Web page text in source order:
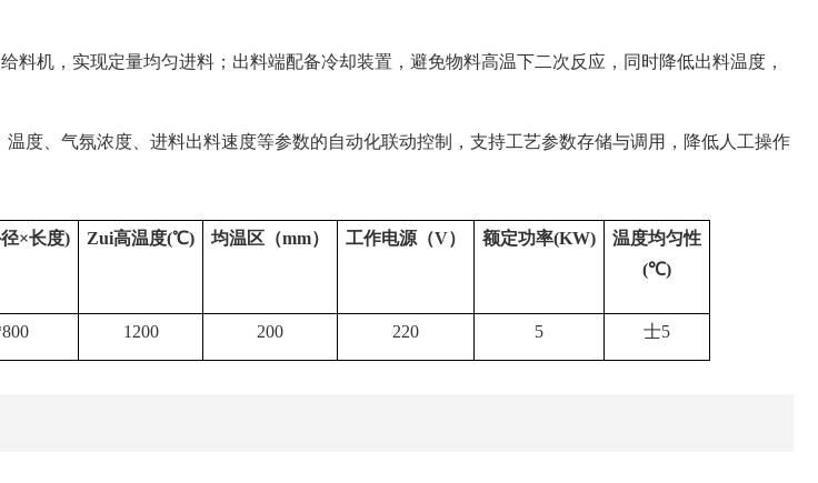
料机，实现定量均匀进料；出料端配备冷却装置，避免物料高温下二次反应，同时降低出料温度，
度、气氛浓度、进料出料速度等参数的自动化联动控制，支持工艺参数存储与调用，降低人工操作
×长度) Zui高温度(℃) 均温区（mm） 工作电源（V） 额定功率(KW)
温度均匀性
(℃)
1200 200 220 5 士5